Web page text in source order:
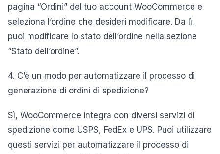
pagina “Ordini” del tuo account WooCommerce e
seleziona l’ordine che desideri modificare. Da lì,
puoi modificare lo stato dell’ordine nella sezione
“Stato dell’ordine”.
4. C’è un modo per automatizzare il processo di
generazione di ordini di spedizione?
Sì, WooCommerce integra con diversi servizi di
spedizione come USPS, FedEx e UPS. Puoi utilizzare
questi servizi per automatizzare il processo di